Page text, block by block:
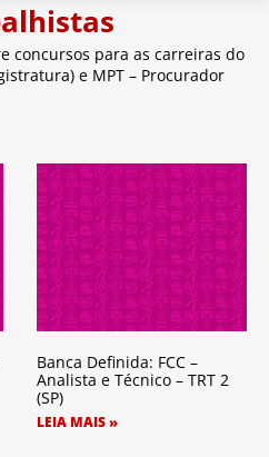
concursos para as carreiras do
e MPT – Procurador
Banca Definida: FCC –
Analista e Técnico – TRT 2
(SP)
LEIA MAIS »